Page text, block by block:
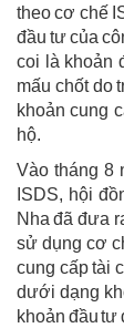
theo cơ chế
đầu tư của
coi là khoản
mấu chốt do
khoản cung
hộ.
Vào tháng 8
ISDS, hội
Nha đã đưa
sử dụng cơ
cung cấp tài
dưới dạng
khoản đầu tư